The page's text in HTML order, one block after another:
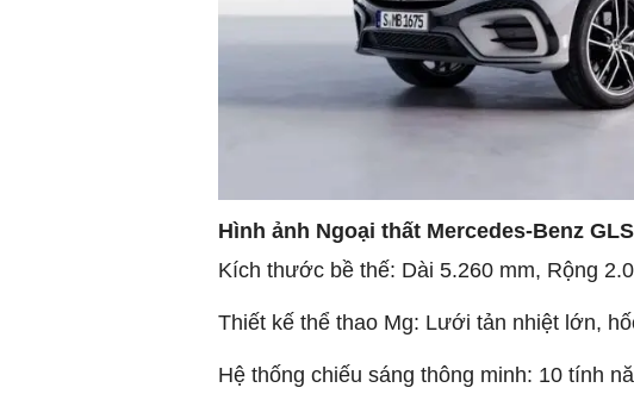
Hình ảnh Ngoại thất Mercedes-Benz
Kích thước bề thế: Dài 5.260 mm, Rộng
Thiết kế thể thao Mg: Lưới tản nhiệt lớn,
Hệ thống chiếu sáng thông minh: 10 tính